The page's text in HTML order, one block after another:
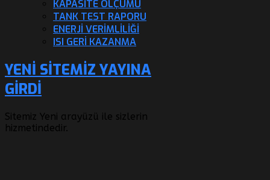
KAPASITE ÖLÇÜMÜ
TANK TEST RAPORU
ENERJI VERIMLILIĞI
ISI GERI KAZANMA
YENI SITEMIZ YAYINA
GIRDI
Sitemiz Yeni arayüzü ile sizlerin
hizmetindedir.